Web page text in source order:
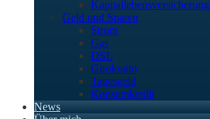
Kapitallebensversicherung
Geld und Sparen
Strom
Gas
DSL
Girokonto
Tagesgeld
Konsumkredit
News